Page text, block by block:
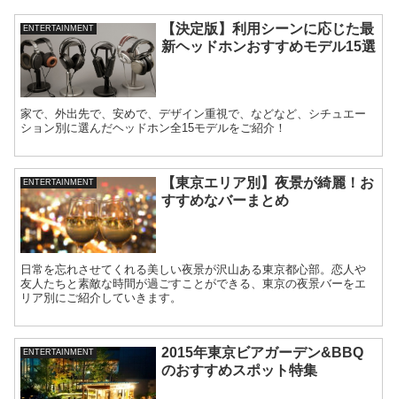
ENTERTAINMENT
【決定版】利用シーンに応じた最
新ヘッドホンおすすめモデル15選
家で、外出先で、安めで、デザイン重視で、などなど、シチュエー
ション別に選んだヘッドホン全15モデルをご紹介！
ENTERTAINMENT
【東京エリア別】夜景が綺麗！お
すすめなバーまとめ
日常を忘れさせてくれる美しい夜景が沢山ある東京都心部。恋人や
友人たちと素敵な時間が過ごすことができる、東京の夜景バーをエ
リア別にご紹介していきます。
ENTERTAINMENT
2015年東京ビアガーデン&BBQ
のおすすめスポット特集